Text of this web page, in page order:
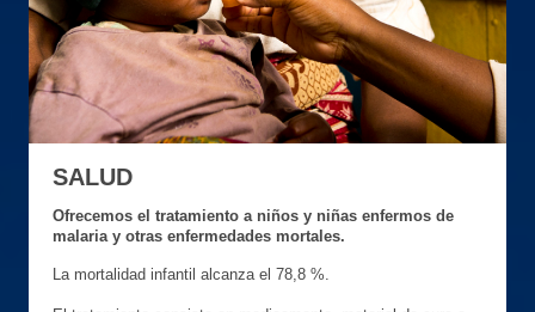
SALUD
Ofrecemos el tratamiento a niños y niñas enfermos de
malaria y otras enfermedades mortales.
La mortalidad infantil alcanza el 78,8 %.